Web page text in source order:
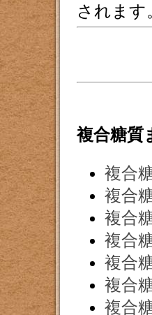
されます
複合糖質
複合
複合
複合
複合
複合
複合
複合